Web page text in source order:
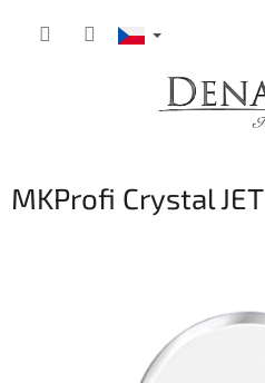
MKProfi Crystal JET